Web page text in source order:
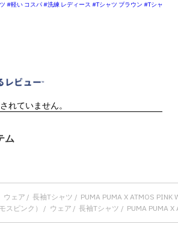
#軽い コスパ#洗練 レディース #Tシャツ ブラウン #Tシャ
ム
ウェア 長袖Tシャツ
PUMA PUMA X ATMOS PINK
スピンク） ウェア 長袖Tシャツ PUMA PUMA X